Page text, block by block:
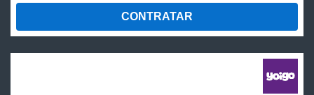
CONTRATAR